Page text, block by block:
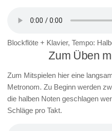
Blockflöte + Klavier, Tempo:
Zum Üben
Zum Mitspielen hier eine
Metronom. Zu Beginn werden
die halben Noten geschlagen
Schläge pro Takt.